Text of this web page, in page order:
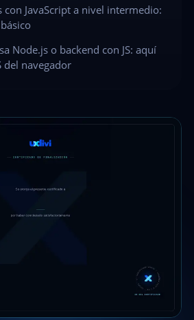
con JavaScript a nivel intermedio:
Node.js o backend con JS: aquí
del navegador